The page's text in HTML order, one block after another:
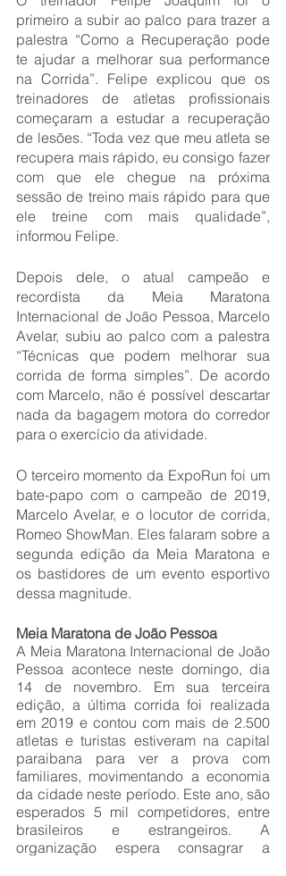
primeiro a subir ao palco para trazer a
palestra “Como a Recuperação pode
te ajudar a melhorar sua performance
na Corrida”. Felipe explicou que os
treinadores de atletas profissionais
começaram a estudar a recuperação
de lesões. “Toda vez que meu atleta se
recupera mais rápido, eu consigo fazer
com que ele chegue na próxima
sessão de treino mais rápido para que
ele treine com mais qualidade”,
informou Felipe.
Depois dele, o atual campeão e
recordista da Meia Maratona
Internacional de João Pessoa, Marcelo
Avelar, subiu ao palco com a palestra
“Técnicas que podem melhorar sua
corrida de forma simples”. De acordo
com Marcelo, não é possível descartar
nada da bagagem motora do corredor
para o exercício da atividade.
O terceiro momento da ExpoRun foi um
bate-papo com o campeão de 2019,
Marcelo Avelar, e o locutor de corrida,
Romeo ShowMan. Eles falaram sobre a
segunda edição da Meia Maratona e
os bastidores de um evento esportivo
dessa magnitude.
Meia Maratona de João Pessoa
A Meia Maratona Internacional de João
Pessoa acontece neste domingo, dia
14 de novembro. Em sua terceira
edição, a última corrida foi realizada
em 2019 e contou com mais de 2.500
atletas e turistas estiveram na capital
paraibana para ver a prova com
familiares, movimentando a economia
da cidade neste período. Este ano, são
esperados 5 mil competidores, entre
brasileiros e estrangeiros. A
organização espera consagrar a